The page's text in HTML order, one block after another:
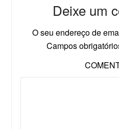
Deixe um
O seu endereço de
Campos